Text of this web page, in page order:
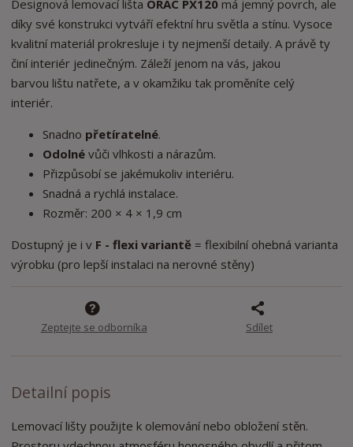
p
o
č
e
t
m
n
o
ž
s
n
o
ž
s
t
v
í
Designová lemovací lišta ORAC PX120 má jemný povrch, ale
díky své konstrukci vytváří efektní hru světla a stínu. Vysoce
kvalitní materiál prokresluje i ty nejmenší detaily. A právě ty
činí interiér jedinečným. Záleží jenom na vás, jakou
barvou lištu natřete, a v okamžiku tak proměníte celý
interiér.
Snadno přetíratelné.
Odolnévůči vlhkosti a nárazům.
Přizpůsobí se jakémukoliv interiéru.
Snadná a rychlá instalace.
Rozměr: 200 × 4 × 1,9 cm
Dostupný je i v F - flexi variantě = flexibilní ohebná varianta
výrobku (pro lepší instalaci na nerovné stěny)
Zeptejte se odborníka Sdílet
Detailní popis
Lemovací lišty použijte k olemování nebo obložení stěn.